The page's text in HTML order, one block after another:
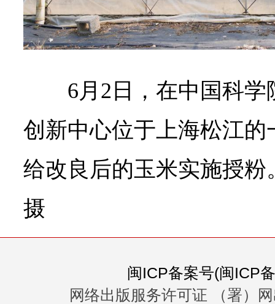
6月2日，在中国科
创新中心位于上海松江
给改良后的玉米实施授粉
摄
闽ICP备案号(闽ICP
网络出版服务许可证 （署）